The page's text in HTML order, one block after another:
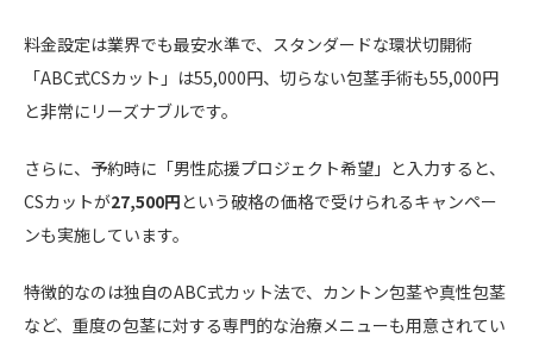
料金設定は業界でも最安水準で、スタンダードな環状切開術
「ABC式CSカット」は55,000円、切らない包茎手術も55,000円
と非常にリーズナブルです。
さらに、予約時に「男性応援プロジェクト希望」と入力すると、
CSカットが27,500円という破格の価格で受けられるキャンペー
ンも実施しています。
特徴的なのは独自のABC式カット法で、カントン包茎や真性包茎
など、重度の包茎に対する専門的な治療メニューも用意されてい